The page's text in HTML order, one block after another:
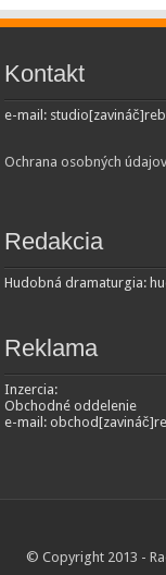
Kontakt
e-mail:
Ochrana osobných údajov
Redakcia
Hudobná dramaturgia:
Reklama
Inzercia:
Obchodné oddelenie
e-mail:
© Copyright 2013 -